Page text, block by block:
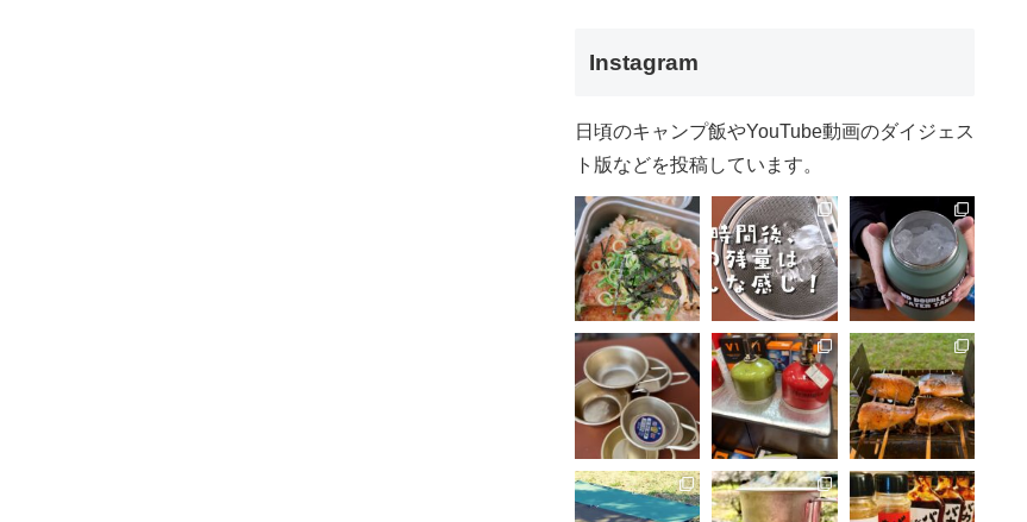
Instagram
日頃のキャンプ飯やYouTube動画のダイジェス
ト版などを投稿しています。